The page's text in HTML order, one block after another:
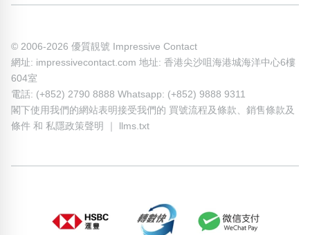
© 2006-2026 優質靚號 Impressive Contact
網址: impressivecontact.com 地址: 香港尖沙咀海港城海洋中心6樓
604室
電話: (+852) 2790 8888 Whatsapp: (+852) 9888 9311
閣下使用我們的網站表明接受我們的 買號流程及條款
銷售條款及
條件 和 私隱政策聲明 llms.txt